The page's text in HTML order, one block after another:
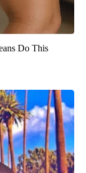
Do This